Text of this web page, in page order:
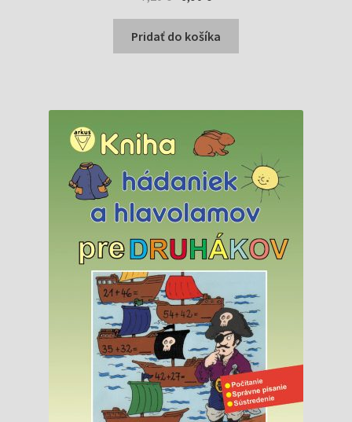
bola:
7,20 €.
je:
6,90 €.
Pridať do košíka